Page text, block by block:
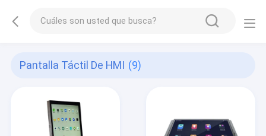
Pantalla Táctil De HMI (9)